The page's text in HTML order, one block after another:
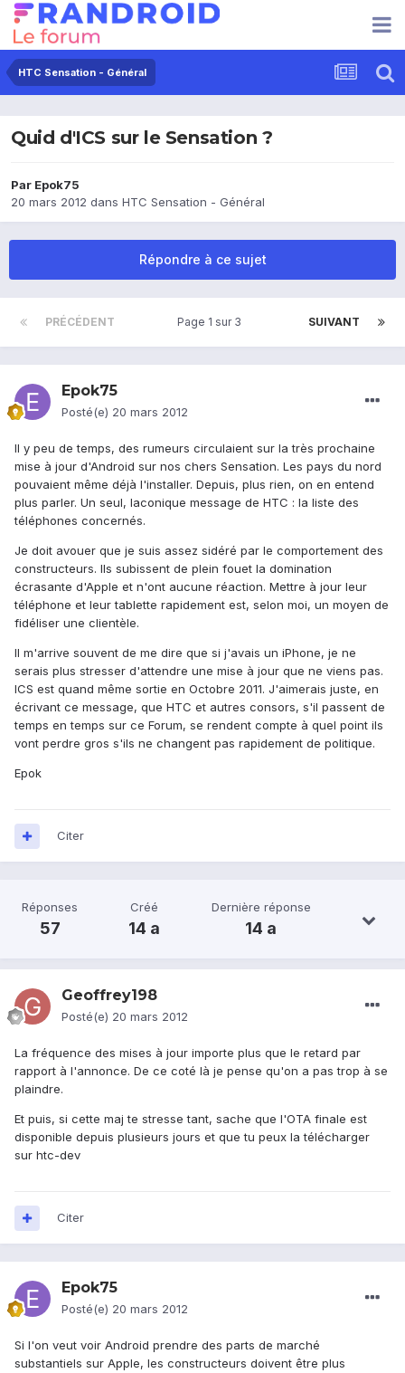
HTC Sensation - Général
Quid d'ICS sur le Sensation ?
Par Epok75
20 mars 2012 dans HTC Sensation - Général
Répondre à ce sujet
PRÉCÉDENT SUIVANT
Page 1 sur 3
Epok75
Posté(e) 20 mars 2012
Il y peu de temps, des rumeurs circulaient sur la très prochaine
mise à jour d'Android sur nos chers Sensation. Les pays du nord
pouvaient même déjà l'installer. Depuis, plus rien, on en entend
plus parler. Un seul, laconique message de HTC : la liste des
téléphones concernés.
Je doit avouer que je suis assez sidéré par le comportement des
constructeurs. Ils subissent de plein fouet la domination
écrasante d'Apple et n'ont aucune réaction. Mettre à jour leur
téléphone et leur tablette rapidement est, selon moi, un moyen de
fidéliser une clientèle.
Il m'arrive souvent de me dire que si j'avais un iPhone, je ne
serais plus stresser d'attendre une mise à jour que ne viens pas.
ICS est quand même sortie en Octobre 2011. J'aimerais juste, en
écrivant ce message, que HTC et autres consors, s'il passent de
temps en temps sur ce Forum, se rendent compte à quel point ils
vont perdre gros s'ils ne changent pas rapidement de politique.
Epok
Citer
Réponses
57
Créé
14 a
Dernière réponse
14 a
Geoffrey198
Posté(e) 20 mars 2012
La fréquence des mises à jour importe plus que le retard par
rapport à l'annonce. De ce coté là je pense qu'on a pas trop à se
plaindre.
Et puis, si cette maj te stresse tant, sache que l'OTA finale est
disponible depuis plusieurs jours et que tu peux la télécharger
sur htc-dev
Citer
Epok75
Posté(e) 20 mars 2012
Si l'on veut voir Android prendre des parts de marché
substantiels sur Apple, les constructeurs doivent être plus